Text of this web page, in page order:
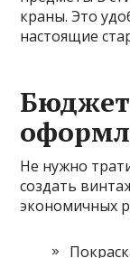
краны. Это
настоящие
Не нужно
создать
экономичных